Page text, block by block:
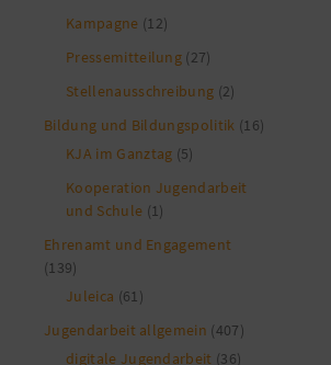
Kampagne (12)
Pressemitteilung (27)
Stellenausschreibung (2)
Bildung und Bildungspolitik (16)
KJA im Ganztag (5)
Kooperation Jugendarbeit
und Schule (1)
Ehrenamt und Engagement
(139)
Juleica (61)
Jugendarbeit allgemein (407)
digitale Jugendarbeit (36)